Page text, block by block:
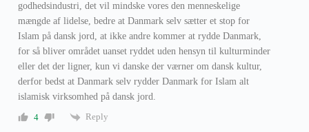
godhedsindustri, det vil mindske vores den menneskelige
mængde af lidelse, bedre at Danmark selv sætter et stop for
Islam på dansk jord, at ikke andre kommer at rydde Danmark,
for så bliver området uanset ryddet uden hensyn til kulturminder
eller det der ligner, kun vi danske der værner om dansk kultur,
derfor bedst at Danmark selv rydder Danmark for Islam alt
islamisk virksomhed på dansk jord.
4
Reply